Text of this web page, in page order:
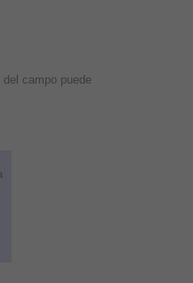
campo puede